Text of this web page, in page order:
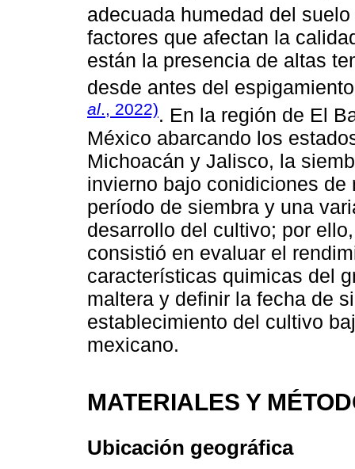
adecuada humedad del suelo
factores que afectan la
están la presencia de altas
desde antes del
al., 2022). En la región de El
México abarcando los
Michoacán y Jalisco, la
invierno bajo conidiciones
período de siembra y una
desarrollo del cultivo; por
consistió en evaluar el
características quimicas del
maltera y definir la fecha de
establecimiento del cultivo
mexicano.
MATERIALES Y
Ubicación geográfica